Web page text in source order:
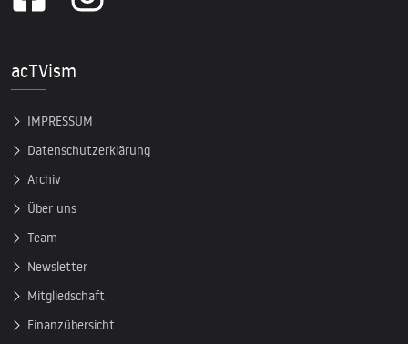
acTVism
IMPRESSUM
Datenschutzerklärung
Archiv
Über uns
Team
Newsletter
Mitgliedschaft
Finanzübersicht